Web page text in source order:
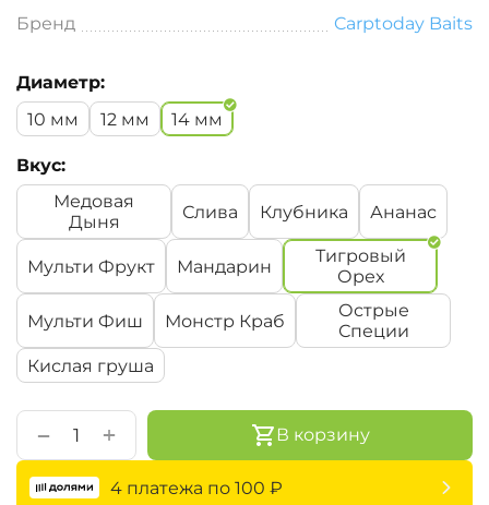
Бренд Carptoday Baits
Диаметр:
10 мм
12 мм 14 мм
Вкус:
Медовая
Дыня
Слива Клубника Ананас
Мульти Фрукт Мандарин
Тигровый
Орех
Мульти Фиш Монстр Краб
Острые
Специи
Кислая груша
+
− В корзину
4 платежа по 100 ₽